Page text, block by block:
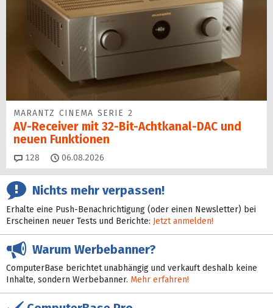
MARANTZ CINEMA SERIE 2
AV-Receiver mit 32-Bit-Acht­kanal-DAC und
neuen Funktionen
128 Kommentare
06.08.2026
Nichts mehr verpassen!
Erhalte eine Push-Benachrichtigung (oder einen Newsletter) bei
Erscheinen neuer Tests und Berichte: Jetzt anmelden!
Warum Werbebanner?
ComputerBase berichtet unabhängig und verkauft deshalb keine
Inhalte, sondern Werbebanner. Mehr erfahren!